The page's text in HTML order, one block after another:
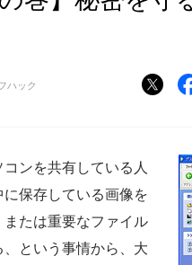
ハック
ンを共有している人
保存している画像を
たは重要なファイル
という事情から、大